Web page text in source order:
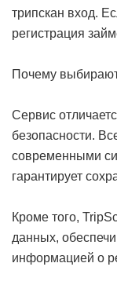
трипскан вход.
регистрация
Почему
Сервис
безопасности.
современными
гарантирует
Кроме того,
данных,
информацией о